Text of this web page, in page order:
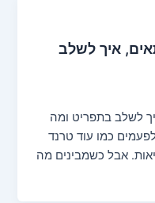
איך לשלב
לשלב בתפריט ומה
כמו עוד טרנד
אבל כשמבינים מה